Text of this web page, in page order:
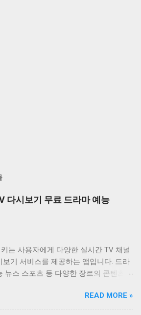
다시보기 무료 드라마 예능
는 사용자에게 다양한 실시간 TV 채널
보기 서비스를 제공하는 앱입니다. 드라
뉴스 스포츠 등 다양한 장르의 콘텐츠를
터페이스를 통해 편리한 시청 환경을 제
. 티비위키는 바쁜 일상 속에서 놓친 프
READ MORE »